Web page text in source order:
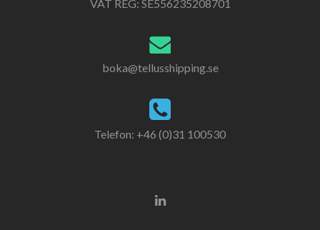
VAT REG: SE556235208701
boka@tellusshipping.se
Telefon: +46 (0)31 100530
Go